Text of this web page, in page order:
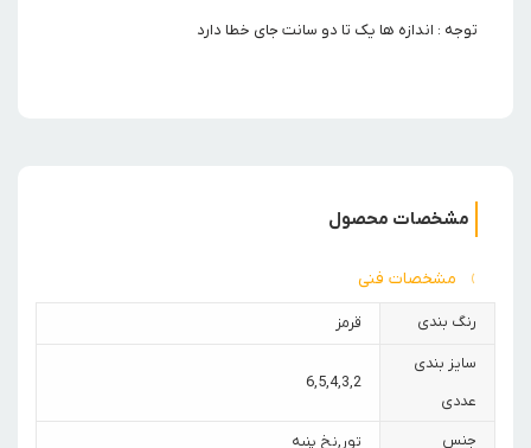
توجه : اندازه ها یک تا دو سانت جای خطا دارد
مشخصات محصول
مشخصات فنی
رنگ بندی قرمز
سایز بندی
عددی
2
,
3
,
4
,
5
,
6
جنس تور ,نخ پنبه